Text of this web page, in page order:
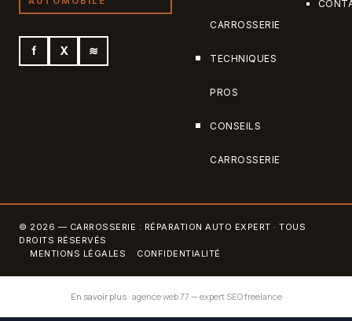
f X ≋
CARROSSERIE
TECHNIQUES
PROS
CONSEILS
CARROSSERIE
© 2026 — CARROSSERIE : RÉPARATION AUTO EXPERT · TOUS
DROITS RÉSERVÉS
MENTIONS LÉGALES
CONFIDENTIALITÉ
En savoir plus : agence web 77 — expert SEO freelance